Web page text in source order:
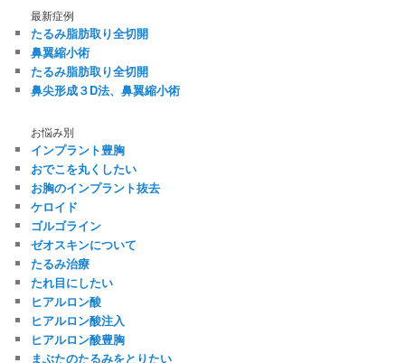
ビ
ゲ
ー
シ
ョ
最新症例
たるみ脂肪取り全切開
鼻翼縮小術
たるみ脂肪取り全切開
鼻尖形成３D法、鼻翼縮小術
お悩み別
インプラント豊胸
おでこを丸くしたい
お胸のインプラント抜去
ケロイド
ゴルゴライン
ゼオスキンについて
たるみ治療
たれ目にしたい
ヒアルロン酸
ヒアルロン酸注入
ヒアルロン酸豊胸
まぶたのたるみをとりたい